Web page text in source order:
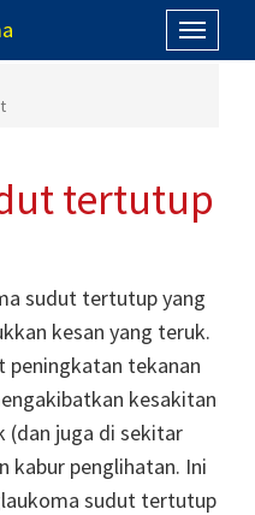
Toggle
tertutup
sudut tertutup yang
kesan yang teruk.
peningkatan tekanan
kesakitan
(dan juga di sekitar
kabur penglihatan. Ini
sudut tertutup